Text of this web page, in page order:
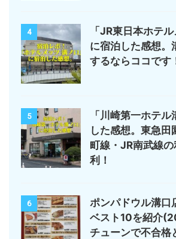
4
「JR東日本ホテ
に宿泊した感想。
するならココです
5
「川崎第一ホテ
した感想。東急田
町線・JR南武線
利！
6
ポンパドウル溝口
ベスト10を紹介
チューンで不合格